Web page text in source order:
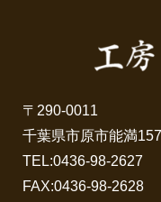
〒290-0011
千葉県市原市能満
TEL:0436-98-2627
FAX:0436-98-2628